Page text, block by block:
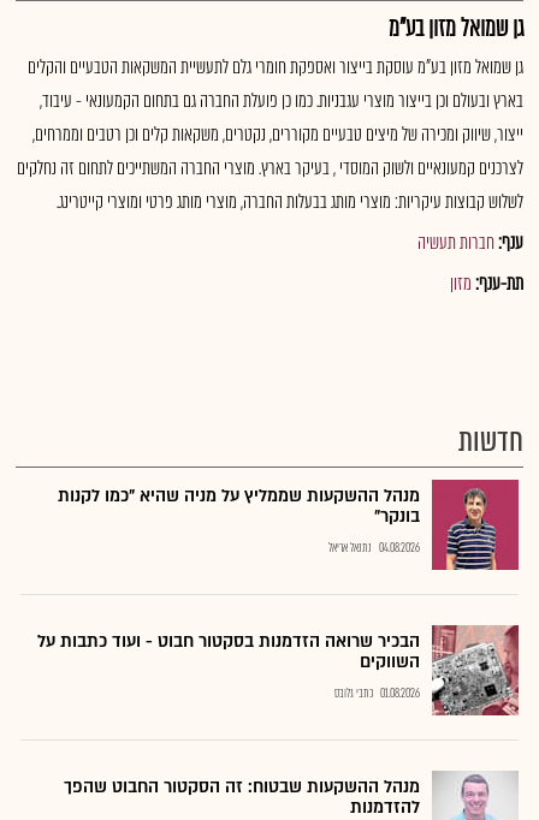
גן שמואל מזון בע"מ
גן שמואל מזון בע"מ עוסקת בייצור ואספקת חומרי גלם לתעשיית המשקאות הטבעיים והקלים
בארץ ובעולם וכן בייצור מוצרי עגבניות. כמו כן פועלת החברה גם בתחום הקמעונאי - עיבוד,
ייצור, שיווק ומכירה של מיצים טבעיים מקוררים, נקטרים, משקאות קלים וכן רטבים וממרחים,
לצרכנים קמעונאיים ולשוק המוסדי , בעיקר בארץ. מוצרי החברה המשתייכים לתחום זה נחלקים
לשלוש קבוצות עיקריות: מוצרי מותג בבעלות החברה, מוצרי מותג פרטי ומוצרי קייטרינג.
ענף:חברות תעשיה
תת-ענף:מזון
חדשות
מנהל ההשקעות שממליץ על מניה שהיא "כמו לקנות
בונקר"
04.08.2026 נתנאל אריאל
הבכיר שרואה הזדמנות בסקטור חבוט - ועוד כתבות על
השווקים
01.08.2026 כתבי גלובס
מנהל ההשקעות שבטוח: זה הסקטור החבוט שהפך
להזדמנות